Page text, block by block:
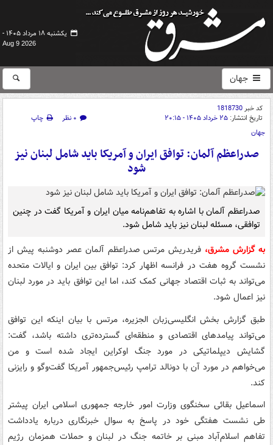
یکشنبه ۱۸ مرداد ۱۴۰۵ -
Aug 9 2026
جهان
کد خبر1818730
تاریخ انتشار: ۲۵ خرداد ۱۴۰۵ - ۲۰:۱۵ ۰ نظر
چاپ
جهان
صدراعظم آلمان: توافق ایران و آمریکا باید شامل لبنان نیز
شود
صدراعظم آلمان با اشاره به تفاهم‌نامه میان ایران و آمریکا گفت در چنین
توافقی، مسئله لبنان نیز باید شامل شود.
به گزارش مشرق، فریدریش مرتس صدراعظم آلمان عصر دوشنبه پیش از
نشست گروه هفت در فرانسه اظهار کرد: توافق بین ایران و ایالات متحده
می‌تواند به ثبات اقتصاد جهانی کمک کند، اما این توافق باید در مورد لبنان
نیز اعمال شود.
طبق گزارش بخش انگلیسی‌زبان الجزیره، مرتس با بیان اینکه این توافق
می‌تواند پیامدهای اقتصادی و منطقه‌ای گسترده‌تری داشته باشد، گفت:
گشایش دیپلماتیکی در مورد جنگ اوکراین ایجاد شده است و من
می‌خواهم در مورد آن با دونالد ترامپ رئیس‌جمهور آمریکا گفت‌وگو و رایزنی
کند.
اسماعیل بقائی سخنگوی وزارت امور خارجه جمهوری اسلامی ایران پیشتر
طی نشست هفتگی خود در پاسخ به سوال خبرنگاری درباره یادداشت
تفاهم اسلام‌آباد مبنی بر خاتمه جنگ در لبنان و حملات همزمان رژیم